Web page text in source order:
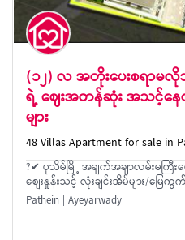
(၁၂) လ အတိုးပေးစရာ
ရဲ့ ဈေးအတန်ဆုံး အသင့်နေ
များ
48 Villas Apartment for sale in
?✔ ပုသိမ်မြို့ အချက်အချာလမ်းမကြီ
စျေးနှုန်းသင့် လုံးချင်းအိမ်များ/မြေကွ
Pathein | Ayeyarwady